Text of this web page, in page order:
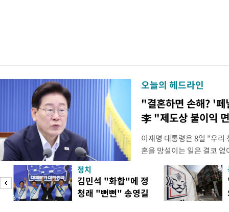
오늘의 헤드라인
"결혼하면 손해? '
李 "제도상 불이익
이재명 대통령은 8일 "우리
혼을 망설이는 일은 결코
하는 제도가 있을 경우 편
다. 이 대통령은 이날 오후
로 찾은 결혼 페널티 22개'
이 대통령은 "결혼으로 인
정치
김민석 "화합"에 정
청래 "뻔뻔" 송영길